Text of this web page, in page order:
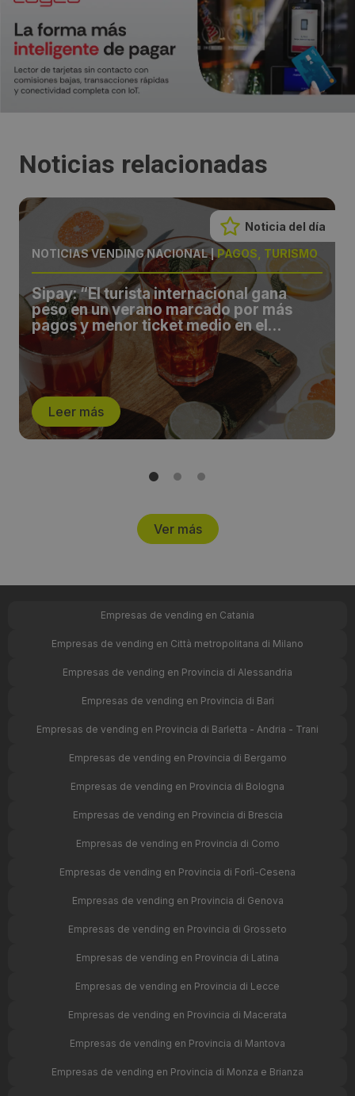
Noticias relacionadas
NOTICIAS VENDING NACIONAL|PAGOS, TURISMO
Sipay: “El turista internacional gana
peso en un verano marcado por más
pagos y menor ticket medio en el
comercio español”
Leer más
Noticia del día
Ver más
Empresas de vending en Catania
Empresas de vending en Città metropolitana di Milano
Empresas de vending en Provincia di Alessandria
Empresas de vending en Provincia di Bari
Empresas de vending en Provincia di Barletta - Andria - Trani
Empresas de vending en Provincia di Bergamo
Empresas de vending en Provincia di Bologna
Empresas de vending en Provincia di Brescia
Empresas de vending en Provincia di Como
Empresas de vending en Provincia di Forlì-Cesena
Empresas de vending en Provincia di Genova
Empresas de vending en Provincia di Grosseto
Empresas de vending en Provincia di Latina
Empresas de vending en Provincia di Lecce
Empresas de vending en Provincia di Macerata
Empresas de vending en Provincia di Mantova
Empresas de vending en Provincia di Monza e Brianza